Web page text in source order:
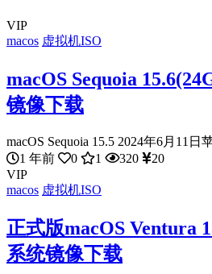
VIP
macos 虚拟机ISO
macOS Sequoia
镜像下载
macOS Sequoia 15.5 2024年6月11
1 年前
0 1 320
20
VIP
macos 虚拟机ISO
正式版macOS Ventura
系统镜像下载